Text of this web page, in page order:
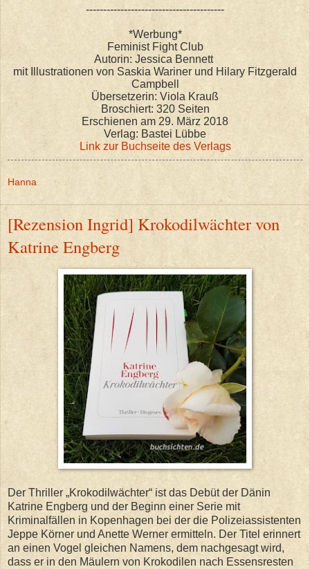
----------------------------------------
*Werbung*
Feminist Fight Club
Autorin: Jessica Bennett
mit Illustrationen von Saskia Wariner und Hilary Fitzgerald
Campbell
Übersetzerin: Viola Krauß
Broschiert: 320 Seiten
Erschienen am 29. März 2018
Verlag: Bastei Lübbe
Link zur Buchseite des Verlags
Hanna
[Rezension Ingrid] Krokodilwächter von
Katrine Engberg
Der Thriller „Krokodilwächter“ ist das Debüt der Dänin
Katrine Engberg und der Beginn einer Serie mit
Kriminalfällen in Kopenhagen bei der die Polizeiassistenten
Jeppe Körner und Anette Werner ermitteln. Der Titel erinnert
an einen Vogel gleichen Namens, dem nachgesagt wird,
dass er in den Mäulern von Krokodilen nach Essensresten